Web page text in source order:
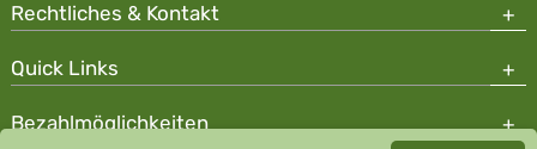
Rechtliches & Kontakt
Quick Links
Bezahlmöglichkeiten